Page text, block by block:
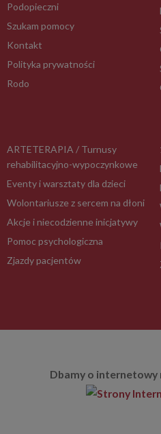
Podopieczni
Szukam pomocy
Kontakt
Polityka prywatności
Rodo
ARTETERAPIA / Turnusy
rehabilitacyjno-wypoczynkowe
Eventy i warsztaty dla dzieci
Wolontariusze z sercem na dłoni
Akcje i niecodzienne inicjatywy
Pomoc psychologiczna
Zjazdy pacjentów
Dbamy o